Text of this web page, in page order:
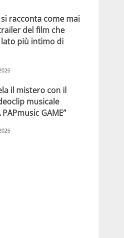
racconta come mai
del film che
più intimo di
il mistero con il
musicale
PAPmusic GAME”